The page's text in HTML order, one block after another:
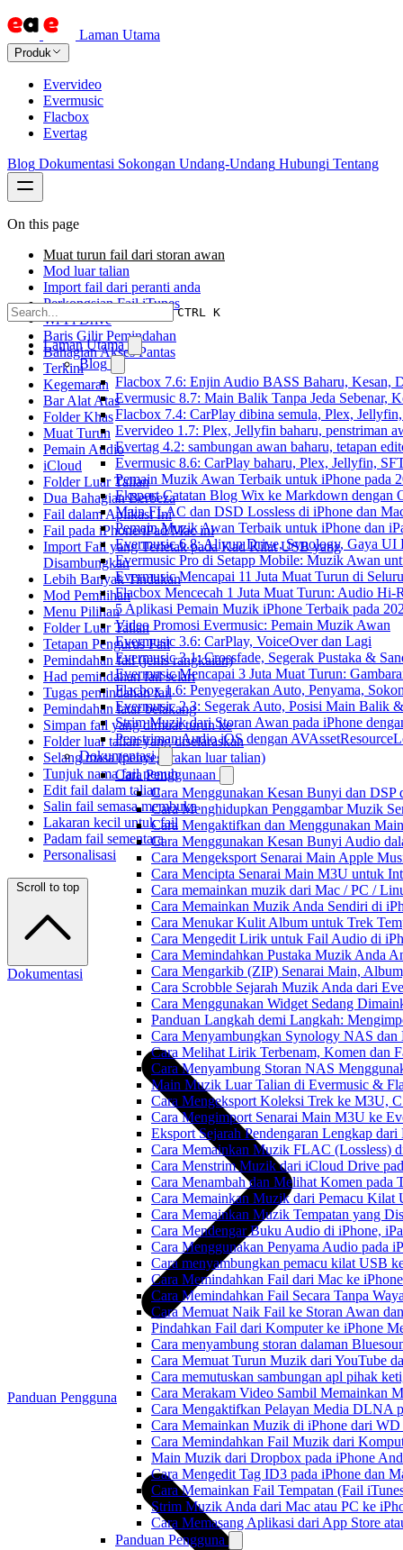
Laman Utama
Produk
Evervideo
Evermusic
Flacbox
Evertag
Blog Dokumentasi Sokongan Undang-Undang Hubungi Tentang
CTRL K
Laman Utama
Blog
Flacbox 7.6: Enjin Audio BASS Baharu, Kesan,
Evermusic 8.7: Main Balik Tanpa Jeda Sebenar,
Flacbox 7.4: CarPlay dibina semula, Plex,
Evervideo 1.7: Plex, Jellyfin baharu, penstriman
Evertag 4.2: sambungan awan baharu, tetapan
Evermusic 8.6: CarPlay baharu, Plex, Jellyfin,
Pemain Muzik Awan Terbaik untuk iPhone pada
Eksport Catatan Blog Wix ke Markdown dengan
Main FLAC dan DSD Lossless di iPhone dan
Pemain Muzik Awan Terbaik untuk iPhone dan
Evermusic 6.8: Aliyun Drive, Synology, Gaya UI
Evermusic Pro di Setapp Mobile: Muzik Awan
Evermusic Mencapai 11 Juta Muat Turun di
Flacbox Mencecah 1 Juta Muat Turun: Audio Hi-
5 Aplikasi Pemain Muzik iPhone Terbaik pada
Video Promosi Evermusic: Pemain Muzik Awan
Evermusic 3.6: CarPlay, VoiceOver dan Lagi
Evermusic 3.1: Crossfade, Segerak Pustaka &
Evermusic Mencapai 3 Juta Muat Turun:
Flacbox 1.6: Penyegerakan Auto, Penyama,
Evermusic 2.3: Segerak Auto, Posisi Main Balik
Strim Muzik dari Storan Awan pada iPhone
Penstriman Audio iOS dengan
Dokumentasi
Cara Penggunaan
Cara Menggunakan Kesan Bunyi dan DSP
Cara Menghidupkan Penggambar Muzik
Cara Mengaktifkan dan Menggunakan
Cara Menggunakan Kesan Bunyi Audio
Cara Mengeksport Senarai Main Apple
Cara Mencipta Senarai Main M3U untuk
Cara memainkan muzik dari Mac / PC /
Cara Memainkan Muzik Anda Sendiri di
Cara Menukar Kulit Album untuk Trek
Cara Mengedit Lirik untuk Fail Audio di
Cara Memindahkan Pustaka Muzik Anda
Cara Mengarkib (ZIP) Senarai Main,
Cara Scrobble Sejarah Muzik Anda dari
Cara Menggunakan Widget Sedang
Panduan Langkah demi Langkah:
Cara Menyambungkan Synology NAS
Cara Melihat Lirik Terbenam, Komen dan
Cara Menyambung Storan NAS
Main Muzik Luar Talian di Evermusic &
Cara Mengeksport Koleksi Trek ke M3U,
Cara Mengimport Senarai Main M3U ke
Eksport Sejarah Pendengaran Lengkap
Cara Memainkan Muzik FLAC (Lossless)
Cara Menstrim Muzik dari iCloud Drive
Cara Menambah dan Melihat Komen pada
Cara Memainkan Muzik dari Pemacu Kilat
Cara Memainkan Muzik Tempatan yang
Cara Mendengar Buku Audio di iPhone,
Cara Menggunakan Penyama Audio pada
Cara menyambungkan pemacu kilat USB
Cara Memindahkan Fail dari Mac ke
Cara Memindahkan Fail Secara Tanpa
Cara Memuat Naik Fail ke Storan Awan
Pindahkan Fail dari Komputer ke iPhone
Cara menyambung storan dalaman
Cara Memuat Turun Muzik dari YouTube
Cara memutuskan sambungan apl pihak
Cara Merakam Video Sambil Memainkan
Cara Mengaktifkan Pelayan Media DLNA
Cara Memainkan Muzik di iPhone dari
Cara Memindahkan Fail Muzik dari
Main Muzik dari Dropbox pada iPhone
Cara Mengedit Tag ID3 pada iPhone dan
Cara Memainkan Fail Tempatan (Fail
Strim Muzik Anda dari Mac atau PC ke
Cara Memasang Aplikasi dari App Store
Panduan Pengguna
On this page
Muat turun fail dari storan awan
Mod luar talian
Import fail dari peranti anda
Perkongsian Fail iTunes
Wi-Fi Drive
Baris Gilir Pemindahan
Bahagian Akses Pantas
Terkini
Kegemaran
Bar Alat Atas
Folder Khas
Muat Turun
Pemain Audio
iCloud
Folder Luar Talian
Dua Bahagian Berbeza
Fail dalam Aplikasi Ini
Fail pada iPhone/iPad/Mac ini
Import Fail yang Terletak pada Kad Kilat USB yang
Disambungkan
Lebih Banyak Tindakan
Mod Pemilihan
Menu Pilihan
Folder Luar Talian
Tetapan Pengurus Fail
Pemindahan fail (jenis rangkaian)
Had pemindahan fail selari
Tugas pemindahan fail
Pemindahan latar belakang
Simpan fail yang dimuat turun ke
Folder luar talian yang diselaraskan
Selang masa (penyegerakan luar talian)
Tunjuk nama fail penuh
Edit fail dalam talian
Salin fail semasa membuka
Lakaran kecil untuk fail
Padam fail sementara
Personalisasi
Scroll to top
Dokumentasi
Panduan Pengguna